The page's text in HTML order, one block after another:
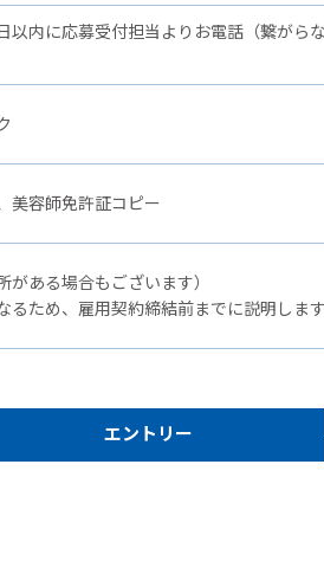
以内に応募受付担当よりお電話（繋がら
美容師免許証コピー
がある場合もございます）
るため、雇用契約締結前までに説明します
エントリー